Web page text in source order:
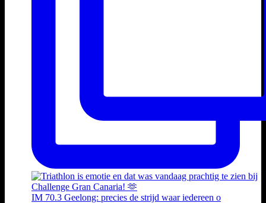
IM 70.3 Geelong: precies de strijd waar iedereen o